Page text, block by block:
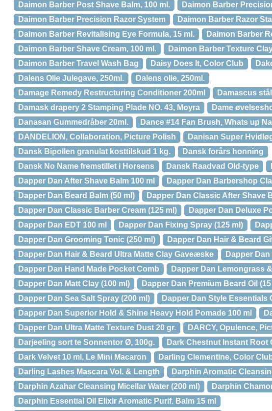
Daimon Barber Post Shave Balm, 100 ml.
Daimon Barber
Daimon Barber Precision Razor System
Daimon Barber Razor
Daimon Barber Revitalising Eye Formula, 15 ml.
Daimon Barber
Daimon Barber Shave Cream, 100 ml.
Daimon Barber Texture
Daimon Barber Travel Wash Bag
Daisy Does It, Color Club
Dalens Olie Julegave, 250ml.
Dalens olie, 250ml.
Damage Remedy Restructuring Conditioner 200ml
Damascus
Damask drapery 2 Stamping Plade NO. 43, Moyra
Dame
Danasan Gummedråber 20ml.
Dance #14 Fan Brush, Whats up
DANDELION, Collaboration, Picture Polish
Danisan Super
Dansk Bipollen granulat kosttilskud 1 kg.
Dansk forårs honning
Dansk No Name fremstillet i Horsens
Dansk Raadvad Old-type
Dapper Dan After Shave Balm 100 ml
Dapper Dan Barbershop
Dapper Dan Beard Balm (50 ml)
Dapper Dan Classic After Shave
Dapper Dan Classic Barber Cream (125 ml)
Dapper Dan Deluxe
Dapper Dan EDT 100 ml
Dapper Dan Fixing Spray (125 ml)
Dapper Dan Grooming Tonic (250 ml)
Dapper Dan Hair & Beard
Dapper Dan Hair & Beard Ultra Matte Clay Gaveæske
Dapper
Dapper Dan Hand Made Pocket Comb
Dapper Dan Lemongrass
Dapper Dan Matt Clay (100 ml)
Dapper Dan Premium Beard Oil
Dapper Dan Sea Salt Spray (200 ml)
Dapper Dan Style Essentials
Dapper Dan Superior Hold & Shine Heavy Hold Pomade 100 ml
Dapper Dan Ultra Matte Texture Dust 20 gr.
DARCY, Opulence,
Darjeeling sort te Sonnentor Ø, 100g.
Dark Chestnut Instant Root
Dark Velvet 10 ml, Le Mini Macaron
Darling Clementine, Color
Darling Lashes Mascara Vol. & Length
Darphin Aromatic
Darphin Azahar Cleansing Micellar Water (200 ml)
Darphin
Darphin Essential Oil Elixir Aromatic Purif. Balm 15 ml